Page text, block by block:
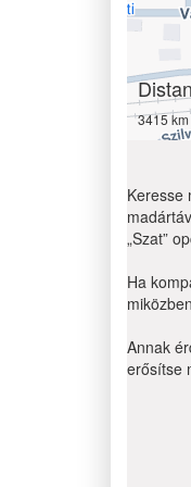
3415 km
Keresse
„Szat”
Ha
Annak
erősítse